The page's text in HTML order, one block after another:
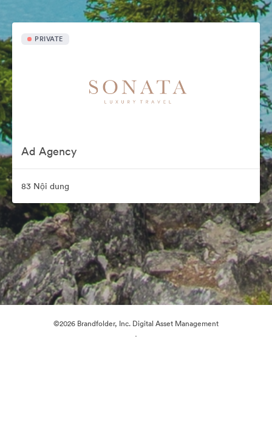
PRIVATE
Ad Agency
83 Nội dung
©2026 Brandfolder, Inc. Digital Asset Management
·